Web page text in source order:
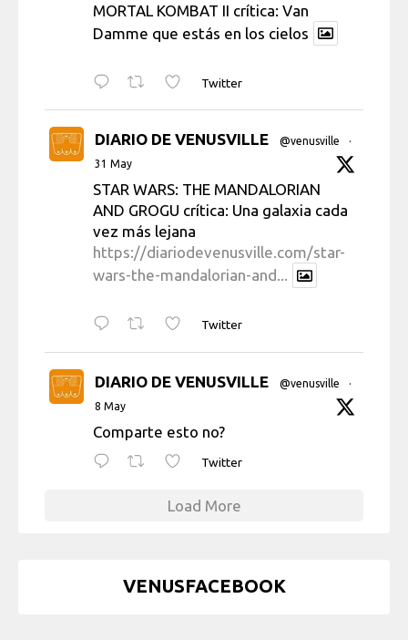
MORTAL KOMBAT II crítica: Van
Damme que estás en los cielos
Twitter
DIARIO DE VENUSVILLE @venusville
·
31 May
STAR WARS: THE MANDALORIAN
AND GROGU crítica: Una galaxia cada
vez más lejana
https://diariodevenusville.com/star-
wars-the-mandalorian-and...
Twitter
DIARIO DE VENUSVILLE @venusville
·
8 May
Comparte esto no?
Twitter
Load More
VENUSFACEBOOK